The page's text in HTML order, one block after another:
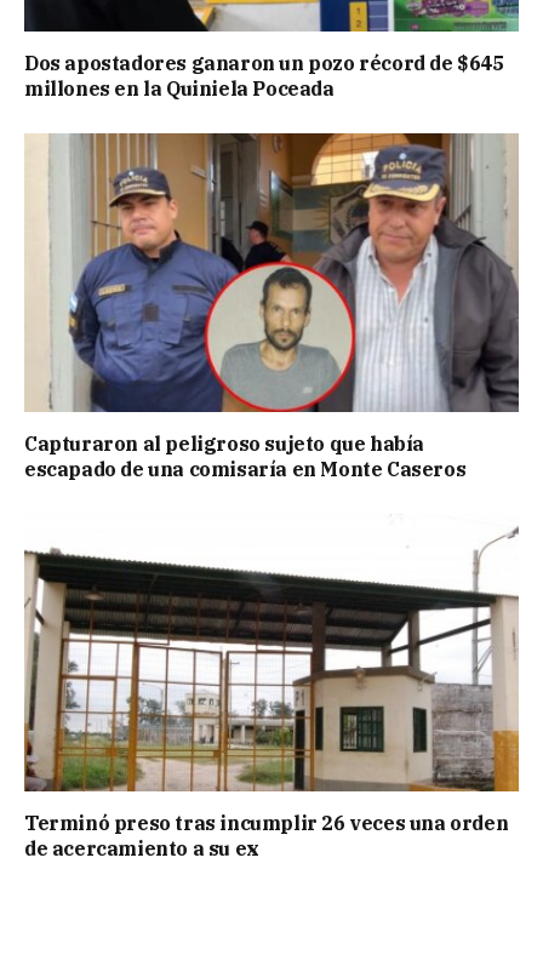
Dos apostadores ganaron un pozo récord de $645
millones en la Quiniela Poceada
Capturaron al peligroso sujeto que había
escapado de una comisaría en Monte Caseros
Terminó preso tras incumplir 26 veces una orden
de acercamiento a su ex